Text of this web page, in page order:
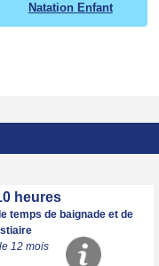
Natation Enfant
heures
temps de baignade et de
12 mois